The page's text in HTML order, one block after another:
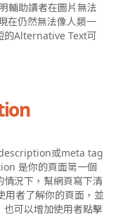
輔助讀者在圖片無法
在仍然無法像人類一
的Alternative Text可
或meta tag
是你的頁面第一個
況下，幫網頁寫下清
者了解你的頁面，並
可以增加使用者點擊